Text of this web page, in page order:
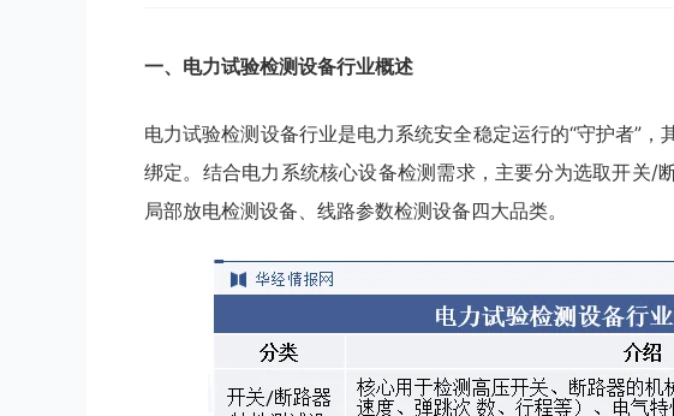
一、 电力试验检测设备行业概述
电力试验检测设备行业是电力系统安全稳定运行的“守护者”
绑定。结合电力系统核心设备检测需求，主要分为选取开关/
局部放电检测设备、线路参数检测设备四大品类。